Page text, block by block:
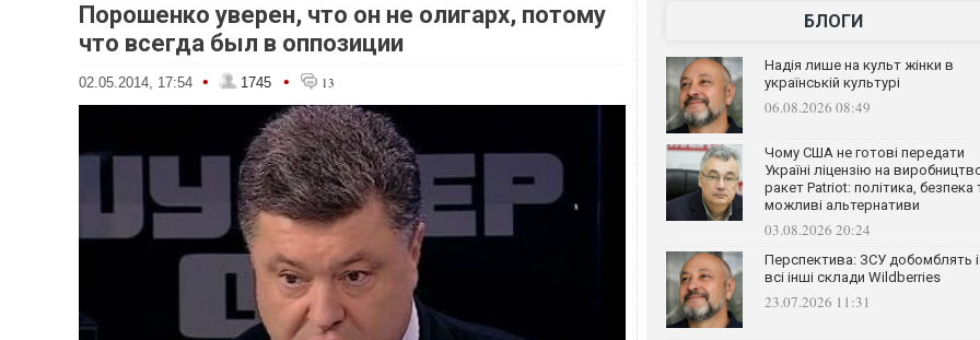
Порошенко уверен, что он не олигарх, потому
что всегда был в оппозиции
02.05.2014, 17:54 • 1745 • 13
БЛОГИ
Надія лише на культ жінки в
українській культурі
06.08.2026 08:49
Чому США не готові передати
Україні ліцензію на
ракет Patriot: політика, безпека
можливі альтернативи
03.08.2026 20:24
Перспектива: ЗСУ добомблять і
всі інші склади Wildberries
23.07.2026 11:31